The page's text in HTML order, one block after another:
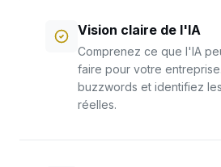
Vision claire de l'IA
Comprenez ce que l'IA
faire pour votre
buzzwords et identifiez
réelles.